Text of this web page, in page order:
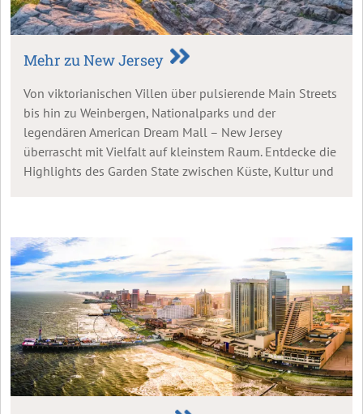
Mehr zu New Jersey
Von viktorianischen Villen über pulsierende Main Streets
bis hin zu Weinbergen, Nationalparks und der
legendären American Dream Mall – New Jersey
überrascht mit Vielfalt auf kleinstem Raum. Entdecke die
Highlights des Garden State zwischen Küste, Kultur und